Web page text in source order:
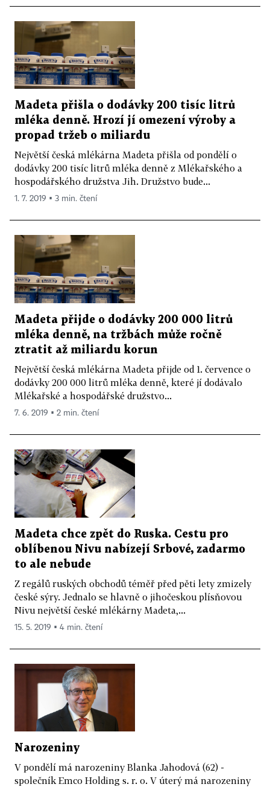
Madeta přišla o dodávky 200 tisíc litrů
mléka denně. Hrozí jí omezení výroby a
propad tržeb o miliardu
Největší česká mlékárna Madeta přišla od pondělí o
dodávky 200 tisíc litrů mléka denně z Mlékařského a
hospodářského družstva Jih. Družstvo bude...
1. 7. 2019 ▪ 3 min. čtení
Madeta přijde o dodávky 200 000 litrů
mléka denně, na tržbách může ročně
ztratit až miliardu korun
Největší česká mlékárna Madeta přijde od 1. července o
dodávky 200 000 litrů mléka denně, které jí dodávalo
Mlékařské a hospodářské družstvo...
7. 6. 2019 ▪ 2 min. čtení
Madeta chce zpět do Ruska. Cestu pro
oblíbenou Nivu nabízejí Srbové, zadarmo
to ale nebude
Z regálů ruských obchodů téměř před pěti lety zmizely
české sýry. Jednalo se hlavně o jihočeskou plísňovou
Nivu největší české mlékárny Madeta,...
15. 5. 2019 ▪ 4 min. čtení
Narozeniny
V pondělí má narozeniny Blanka Jahodová (62) -
společník Emco Holding s. r. o. V úterý má narozeniny